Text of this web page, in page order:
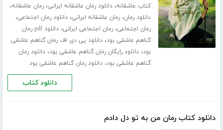
کتاب عاشقانه،دانلود رمان عاشقانه ایرانی،رمان عاشقانه،
دانلود رمان،رمان عاشقانه ایرانی،دانلود رمان اجتماعی،
رمان اجتماعی،رمان اجتماعی ایرانی،
دانلود pdf رمان
گناهم عاشقی بود،دانلود پی دی اف رمان گناهم عاشقی
بود،دانلود رایگان رمان گناهم عاشقی بود،دانلود رمان
گناهم عاشقی بود،دانلود رمان گناهم عاشقی بود
دانلود کتاب
دانلود کتاب رمان من به تو دل دادم